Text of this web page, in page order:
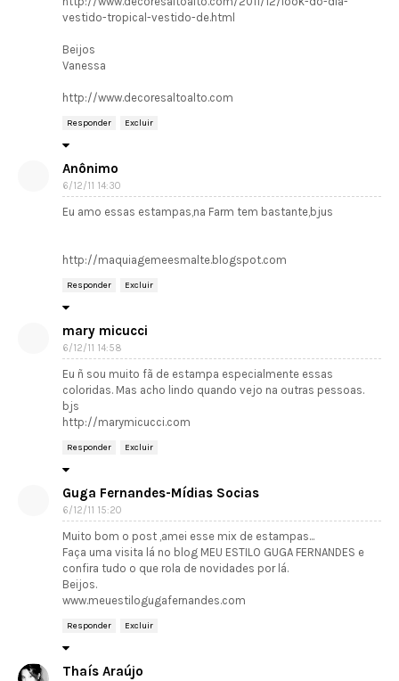
vestido-tropical-vestido-de.html
Beijos
Vanessa
http://www.decoresaltoalto.com
Responder Excluir
Anônimo
6/12/11 14:30
Eu amo essas estampas,na Farm tem bastante,bjus
http://maquiagemeesmalte.blogspot.com
Responder Excluir
mary micucci
6/12/11 14:58
Eu ñ sou muito fã de estampa especialmente essas
coloridas. Mas acho lindo quando vejo na outras pessoas.
bjs
http://marymicucci.com
Responder Excluir
Guga Fernandes-Mídias Socias
6/12/11 15:20
Muito bom o post ,amei esse mix de estampas...
Faça uma visita lá no blog MEU ESTILO GUGA FERNANDES e
confira tudo o que rola de novidades por lá.
Beijos.
www.meuestilogugafernandes.com
Responder Excluir
Thaís Araújo